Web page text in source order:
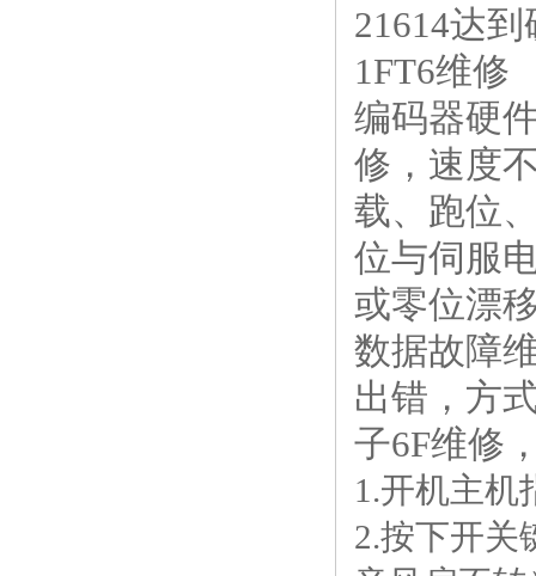
21614达
1FT6维修
编码器硬
修，速度
载、跑位
位与伺服
或零位漂
数据故障
出错，方
子6F维修
1.开机主机
2.按下开关